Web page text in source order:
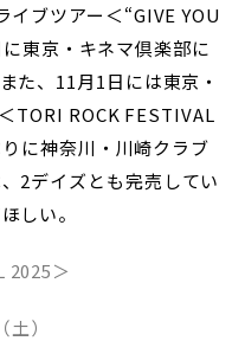
ブツアー＜“GIVE YOU
東京・キネマ倶楽部に
た、11月1日には東京・
TORI ROCK FESTIVAL
に神奈川・川崎クラブ
2デイズとも完売してい
しい。
2025＞
）